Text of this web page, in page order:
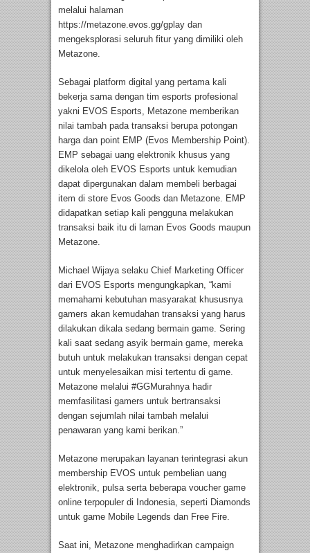
melalui halaman
https://metazone.evos.gg/gplay dan
mengeksplorasi seluruh fitur yang dimiliki oleh
Metazone.
Sebagai platform digital yang pertama kali
bekerja sama dengan tim esports profesional
yakni EVOS Esports, Metazone memberikan
nilai tambah pada transaksi berupa potongan
harga dan point EMP (Evos Membership Point).
EMP sebagai uang elektronik khusus yang
dikelola oleh EVOS Esports untuk kemudian
dapat dipergunakan dalam membeli berbagai
item di store Evos Goods dan Metazone. EMP
didapatkan setiap kali pengguna melakukan
transaksi baik itu di laman Evos Goods maupun
Metazone.
Michael Wijaya selaku Chief Marketing Officer
dari EVOS Esports mengungkapkan, “kami
memahami kebutuhan masyarakat khususnya
gamers akan kemudahan transaksi yang harus
dilakukan dikala sedang bermain game. Sering
kali saat sedang asyik bermain game, mereka
butuh untuk melakukan transaksi dengan cepat
untuk menyelesaikan misi tertentu di game.
Metazone melalui #GGMurahnya hadir
memfasilitasi gamers untuk bertransaksi
dengan sejumlah nilai tambah melalui
penawaran yang kami berikan.”
Metazone merupakan layanan terintegrasi akun
membership EVOS untuk pembelian uang
elektronik, pulsa serta beberapa voucher game
online terpopuler di Indonesia, seperti Diamonds
untuk game Mobile Legends dan Free Fire.
Saat ini, Metazone menghadirkan campaign